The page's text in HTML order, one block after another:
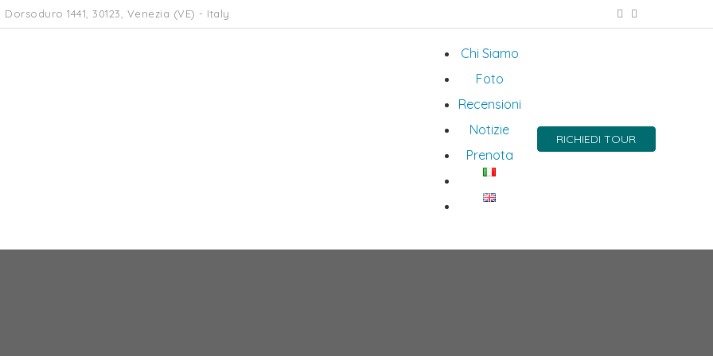
Dorsoduro 1441, 30123, Venezia (VE) - Italy
Chi Siamo
Foto
Recensioni
Notizie
Prenota
RICHIEDI TOUR